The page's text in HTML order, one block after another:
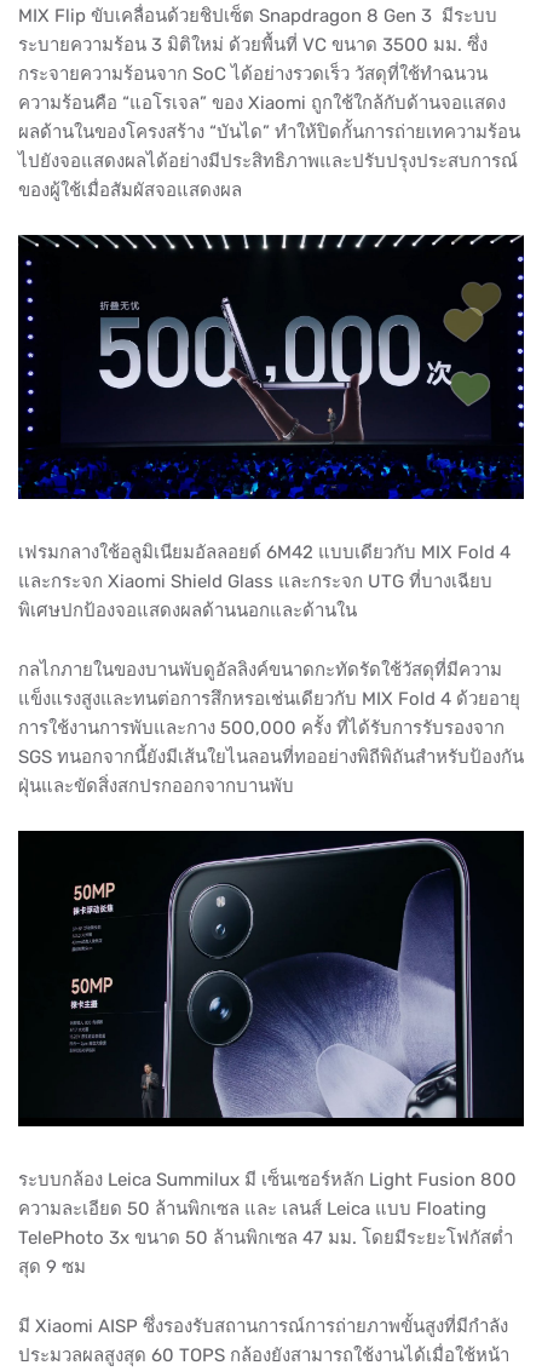
MIX Flip ขับเคลื่อนด้วยชิปเซ็ต Snapdragon 8 Gen 3 มีระบบ
ระบายความร้อน 3 มิติใหม่ ด้วยพื้นที่ VC ขนาด 3500 มม. ซึ่ง
กระจายความร้อนจาก SoC ได้อย่างรวดเร็ว วัสดุที่ใช้ทำฉนวน
ความร้อนคือ “แอโรเจล” ของ Xiaomi ถูกใช้ใกล้กับด้านจอแสดง
ผลด้านในของโครงสร้าง “บันได” ทำให้ปิดกั้นการถ่ายเทความร้อน
ไปยังจอแสดงผลได้อย่างมีประสิทธิภาพและปรับปรุงประสบการณ์
ของผู้ใช้เมื่อสัมผัสจอแสดงผล
เฟรมกลางใช้อลูมิเนียมอัลลอยด์ 6M42 แบบเดียวกับ MIX Fold 4
และกระจก Xiaomi Shield Glass และกระจก UTG ที่บางเฉียบ
พิเศษปกป้องจอแสดงผลด้านนอกและด้านใน
กลไกภายในของบานพับดูอัลลิงค์ขนาดกะทัดรัดใช้วัสดุที่มีความ
แข็งแรงสูงและทนต่อการสึกหรอเช่นเดียวกับ MIX Fold 4 ด้วยอายุ
การใช้งานการพับและกาง 500,000 ครั้ง ที่ได้รับการรับรองจาก
SGS ทนอกจากนี้ยังมีเส้นใยไนลอนที่ทออย่างพิถีพิถันสำหรับป้องกัน
ฝุ่นและขัดสิ่งสกปรกออกจากบานพับ
ระบบกล้อง Leica Summilux มี เซ็นเซอร์หลัก Light Fusion 800
ความละเอียด 50 ล้านพิกเซล และ เลนส์ Leica แบบ Floating
TelePhoto 3x ขนาด 50 ล้านพิกเซล 47 มม. โดยมีระยะโฟกัสต่ำ
สุด 9 ซม
มี Xiaomi AISP ซึ่งรองรับสถานการณ์การถ่ายภาพขั้นสูงที่มีกำลัง
ประมวลผลสูงสุด 60 TOPS กล้องยังสามารถใช้งานได้เมื่อใช้หน้า